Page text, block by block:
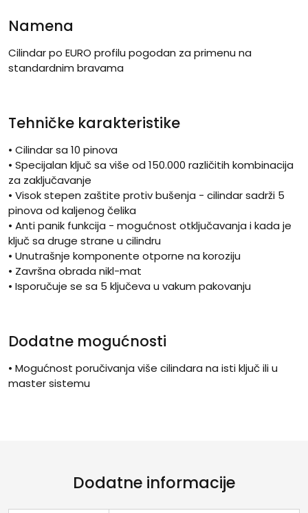
Namena
Cilindar po EURO profilu pogodan za primenu na
standardnim bravama
Tehničke karakteristike
• Cilindar sa 10 pinova
• Specijalan ključ sa više od 150.000 različitih kombinacija
za zaključavanje
• Visok stepen zaštite protiv bušenja - cilindar sadrži 5
pinova od kaljenog čelika
• Anti panik funkcija - mogućnost otključavanja i kada je
ključ sa druge strane u cilindru
• Unutrašnje komponente otporne na koroziju
• Završna obrada nikl-mat
• Isporučuje se sa 5 ključeva u vakum pakovanju
Dodatne mogućnosti
• Mogućnost poručivanja više cilindara na isti ključ ili u
master sistemu
Dodatne informacije